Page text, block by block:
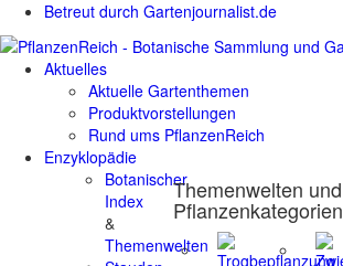
Betreut durch Gartenjournalist.de
Aktuelles
Aktuelle Gartenthemen
Produktvorstellungen
Rund ums PflanzenReich
Enzyklopädie
Botanischer
Index
&
Themenwelten
Themenwelten und
Pflanzenkategorien